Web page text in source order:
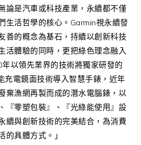
論是汽車或科技產業，永續都不僅
生活哲學的核心。 Garmin視永續發
善的概念為基石，持續以創新科技
活體驗的同時，更把綠色理念融入
年以領先業界的技術將獨家研發的
充電鏡面技術導入智慧手錶，近年
棄漁網再製而成的潛水電腦錶，以
『零塑包裝』、『光綠能使用』設
續與創新技術的完美結合，為消費
的具體方式。」